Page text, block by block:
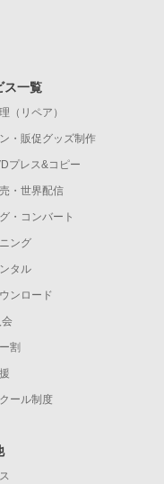
ス一覧
（リペア）
・販促グッズ制作
プレス&コピー
・世界配信
・コンバート
ング
タル
ンロード
割
ール制度